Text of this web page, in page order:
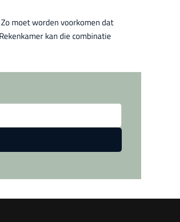
moet worden voorkomen dat
kan die combinatie